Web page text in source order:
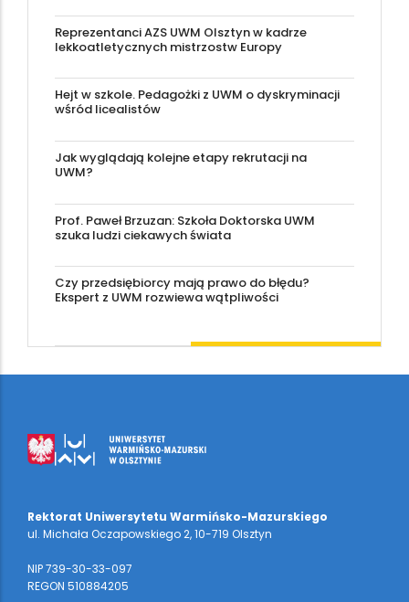
Reprezentanci AZS UWM Olsztyn w kadrze
lekkoatletycznych mistrzostw Europy
Hejt w szkole. Pedagożki z UWM o dyskryminacji
wśród licealistów
Jak wyglądają kolejne etapy rekrutacji na
UWM?
Prof. Paweł Brzuzan: Szkoła Doktorska UWM
szuka ludzi ciekawych świata
Czy przedsiębiorcy mają prawo do błędu?
Ekspert z UWM rozwiewa wątpliwości
Rektorat Uniwersytetu Warmińsko-Mazurskiego
ul. Michała Oczapowskiego 2, 10-719 Olsztyn
NIP 739-30-33-097
REGON 510884205